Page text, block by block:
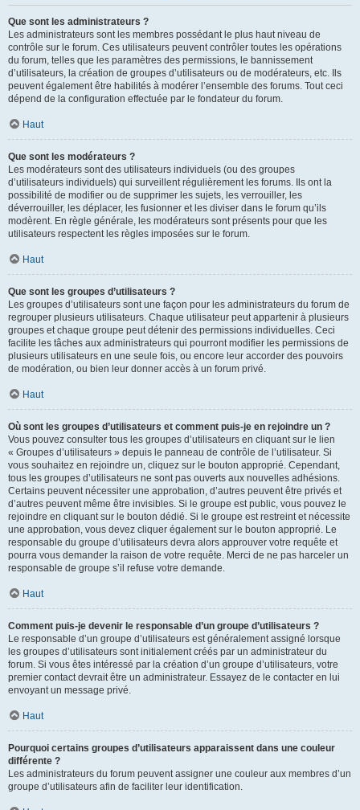
Que sont les administrateurs ?
Les administrateurs sont les membres possédant le plus haut niveau de
contrôle sur le forum. Ces utilisateurs peuvent contrôler toutes les opérations
du forum, telles que les paramètres des permissions, le bannissement
d’utilisateurs, la création de groupes d’utilisateurs ou de modérateurs, etc. Ils
peuvent également être habilités à modérer l’ensemble des forums. Tout ceci
dépend de la configuration effectuée par le fondateur du forum.
Haut
Que sont les modérateurs ?
Les modérateurs sont des utilisateurs individuels (ou des groupes
d’utilisateurs individuels) qui surveillent régulièrement les forums. Ils ont la
possibilité de modifier ou de supprimer les sujets, les verrouiller, les
déverrouiller, les déplacer, les fusionner et les diviser dans le forum qu’ils
modèrent. En règle générale, les modérateurs sont présents pour que les
utilisateurs respectent les règles imposées sur le forum.
Haut
Que sont les groupes d’utilisateurs ?
Les groupes d’utilisateurs sont une façon pour les administrateurs du forum de
regrouper plusieurs utilisateurs. Chaque utilisateur peut appartenir à plusieurs
groupes et chaque groupe peut détenir des permissions individuelles. Ceci
facilite les tâches aux administrateurs qui pourront modifier les permissions de
plusieurs utilisateurs en une seule fois, ou encore leur accorder des pouvoirs
de modération, ou bien leur donner accès à un forum privé.
Haut
Où sont les groupes d’utilisateurs et comment puis-je en rejoindre un ?
Vous pouvez consulter tous les groupes d’utilisateurs en cliquant sur le lien
« Groupes d’utilisateurs » depuis le panneau de contrôle de l’utilisateur. Si
vous souhaitez en rejoindre un, cliquez sur le bouton approprié. Cependant,
tous les groupes d’utilisateurs ne sont pas ouverts aux nouvelles adhésions.
Certains peuvent nécessiter une approbation, d’autres peuvent être privés et
d’autres peuvent même être invisibles. Si le groupe est public, vous pouvez le
rejoindre en cliquant sur le bouton dédié. Si le groupe est restreint et nécessite
une approbation, vous devez cliquer également sur le bouton approprié. Le
responsable du groupe d’utilisateurs devra alors approuver votre requête et
pourra vous demander la raison de votre requête. Merci de ne pas harceler un
responsable de groupe s’il refuse votre demande.
Haut
Comment puis-je devenir le responsable d’un groupe d’utilisateurs ?
Le responsable d’un groupe d’utilisateurs est généralement assigné lorsque
les groupes d’utilisateurs sont initialement créés par un administrateur du
forum. Si vous êtes intéressé par la création d’un groupe d’utilisateurs, votre
premier contact devrait être un administrateur. Essayez de le contacter en lui
envoyant un message privé.
Haut
Pourquoi certains groupes d’utilisateurs apparaissent dans une couleur
différente ?
Les administrateurs du forum peuvent assigner une couleur aux membres d’un
groupe d’utilisateurs afin de faciliter leur identification.